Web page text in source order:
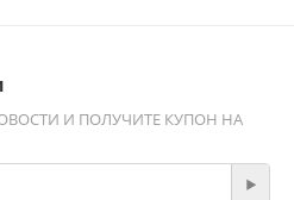
И ПОЛУЧИТЕ КУПОН НА